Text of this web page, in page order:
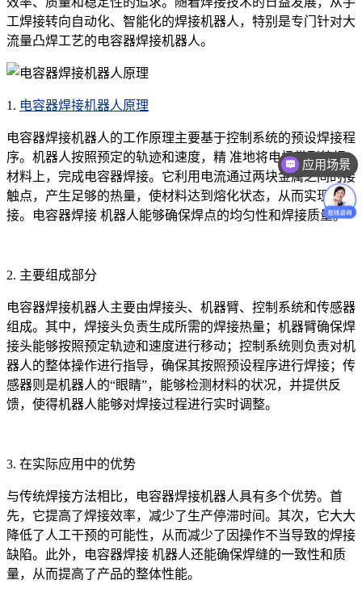
工焊接转向自动化、智能化的焊接机器人，特别是专门针对大
流量凸焊工艺的电容器焊接机器人。
1. 电容器焊接机器人原理
电容器焊接机器人的工作原理主要基于控制系统的预设焊接程
序。机器人按照预定的轨迹和速度，精 准地将电极带到待焊
材料上，完成电容器焊接。它利用电流通过两块金属之间的接
触点，产生足够的热量，使材料达到熔化状态，从而实现焊
接。电容器焊接 机器人能够确保焊点的均匀性和焊接质量。
2. 主要组成部分
电容器焊接机器人主要由焊接头、机器臂、控制系统和传感器
组成。其中，焊接头负责生成所需的焊接热量；机器臂确保焊
接头能够按照预定轨迹和速度进行移动；控制系统则负责对机
器人的整体操作进行指导，确保其按照预设程序进行焊接；传
感器则是机器人的“眼睛”，能够检测材料的状况，并提供反
馈，使得机器人能够对焊接过程进行实时调整。
3. 在实际应用中的优势
与传统焊接方法相比，电容器焊接机器人具有多个优势。首
先，它提高了焊接效率，减少了生产停滞时间。其次，它大大
降低了人工干预的可能性，从而减少了因操作不当导致的焊接
缺陷。此外，电容器焊接 机器人还能确保焊缝的一致性和质
量，从而提高了产品的整体性能。
应用场景